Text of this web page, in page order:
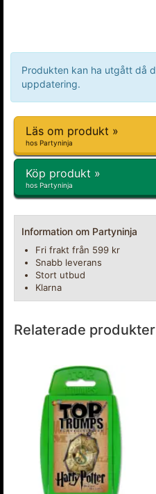
Produkten kan ha utgått då
uppdatering.
Läs om produkt »
hos Partyninja
Köp produkt »
hos Partyninja
Information om Partyninja
Fri frakt från 599 kr
Snabb leverans
Stort utbud
Klarna
Relaterade produkter